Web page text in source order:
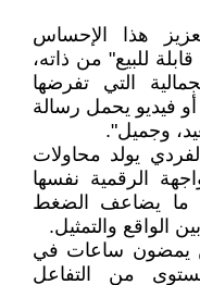
هذا الإحساس
للبيع" من ذاته،
التي تفرضها
فيديو يحمل رسالة
وجميل".
يولد محاولات
الرقمية نفسها
ما يضاعف الضغط
الواقع والتمثيل.
يمضون ساعات في
من التفاعل